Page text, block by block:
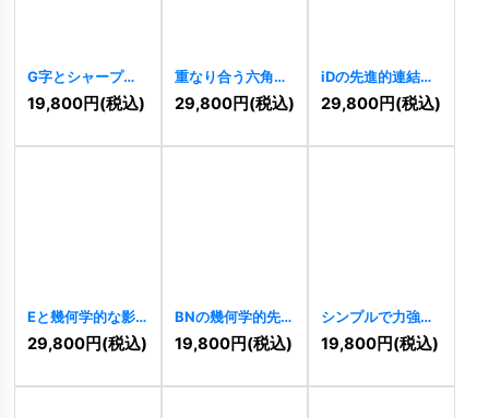
G字とシャープな
ラインが重なるモ
ダンロゴ
11521]
19,800円(税込)
重なり合う六角形
の先進的連結ロゴ
11517]
29,800円(税込)
iDの先進的連結ロ
ゴ[ 11507]
29,800円(税込)
Eと幾何学的な影
が織りなす先進的
ロゴ
11509]
29,800円(税込)
BNの幾何学的先進
的連結ロゴ
11320 ]
19,800円(税込)
シンプルで力強い
Hロゴ[11316]
19,800円(税込)